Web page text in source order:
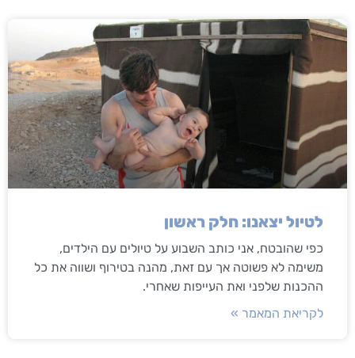
לטיול יצאנו: חלק ראשון
כפי שהובטח, אני כותב השבוע על טיולים עם הילדים,
משימה לא פשוטה אך עם זאת, מהנה בטירוף ושווה את כל
ההכנות שלפני ואת העייפות שאחרי.
לקריאת המאמר »